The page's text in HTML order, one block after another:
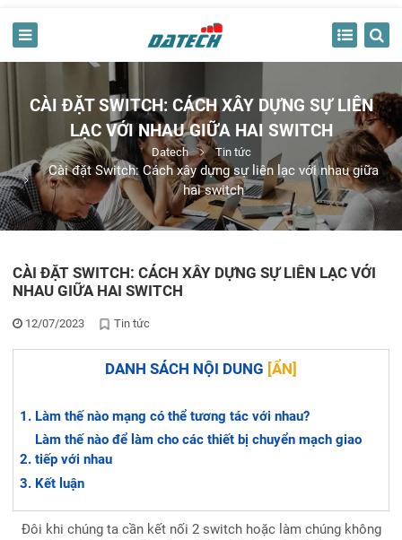
CÀI ĐẶT SWITCH: CÁCH XÂY DỰNG SỰ LIÊN
LẠC VỚI NHAU GIỮA HAI SWITCH
Datech Tin tức
Cài đặt Switch: Cách xây dựng sự liên lạc với nhau giữa
hai switch
CÀI ĐẶT SWITCH: CÁCH XÂY DỰNG SỰ LIÊN LẠC VỚI
NHAU GIỮA HAI SWITCH
12/07/2023 Tin tức
DANH SÁCH NỘI DUNG [ẨN]
Làm thế nào mạng có thể tương tác với nhau?
Làm thế nào để làm cho các thiết bị chuyển mạch giao
tiếp với nhau
Kết luận
Đôi khi chúng ta cần kết nối 2 switch hoặc làm chúng không